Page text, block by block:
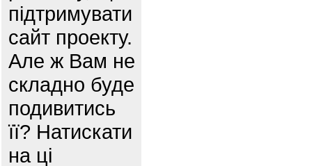
підтримувати
сайт проекту.
Але ж Вам не
складно буде
подивитись
її? Натискати
на ці